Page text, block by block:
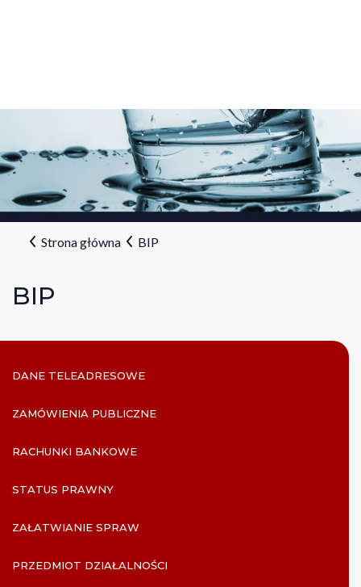
Strona główna BIP
BIP
DANE TELEADRESOWE
ZAMÓWIENIA PUBLICZNE
RACHUNKI BANKOWE
STATUS PRAWNY
ZAŁATWIANIE SPRAW
PRZEDMIOT DZIAŁALNOŚCI